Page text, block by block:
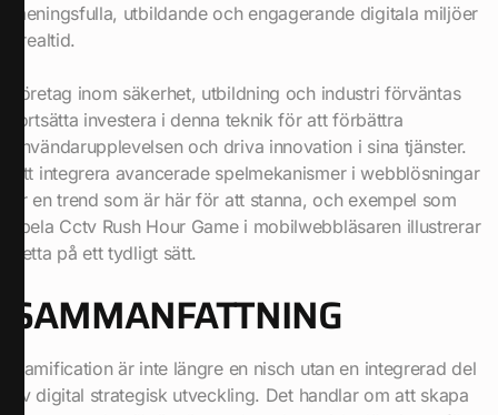
meningsfulla, utbildande och engagerande digitala miljöer
i realtid.
Företag inom säkerhet, utbildning och industri förväntas
fortsätta investera i denna teknik för att förbättra
användarupplevelsen och driva innovation i sina tjänster.
Att integrera avancerade spelmekanismer i webblösningar
är en trend som är här för att stanna, och exempel som
spela Cctv Rush Hour Game i mobilwebbläsaren illustrerar
detta på ett tydligt sätt.
SAMMANFATTNING
Gamification är inte längre en nisch utan en integrerad del
av digital strategisk utveckling. Det handlar om att skapa